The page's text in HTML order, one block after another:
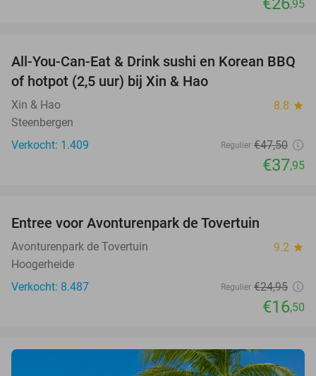
,95
20%
All-You-Can-Eat & Drink sushi en Korean BBQ
of hotpot (2,5 uur) bij Xin & Hao
Xin & Hao 8.8 star
Steenbergen
Verkocht: 1.409
Regulier €47,50
€37,95
Entree voor Avonturenpark de Tovertuin
Avonturenpark de Tovertuin 9.2 star
Hoogerheide
Verkocht: 8.487
Regulier €24,95
€16,50